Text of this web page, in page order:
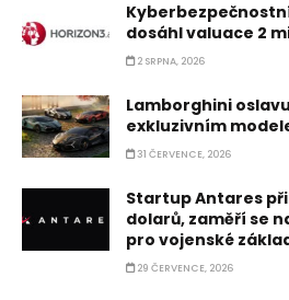
dosáhl valuace 2
2 SRPNA, 2026
Lamborghini
exkluzivním
31 ČERVENCE, 2026
Startup Antares
dolarů, zaměří se
pro vojenské
29 ČERVENCE, 2026